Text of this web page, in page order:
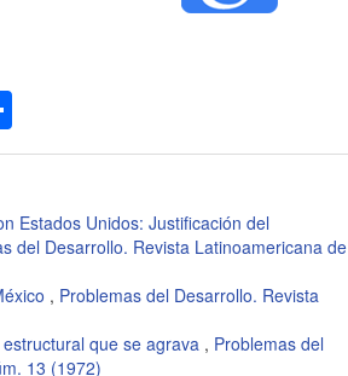
Estados Unidos: Justificación del
del Desarrollo. Revista Latinoamericana de
, Problemas del Desarrollo. Revista
que se agrava , Problemas del
13 (1972)